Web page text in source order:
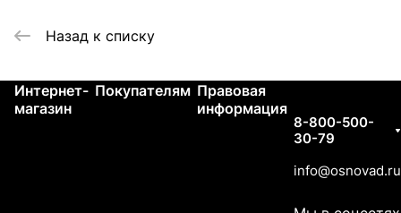
Назад к списку
Интернет-
магазин
Покупателям Правовая
информация
8-800-500-
30-79
info@osnovad.ru